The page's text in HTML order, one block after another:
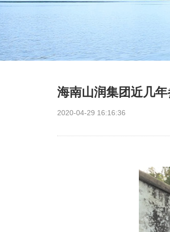
海南山润集团近几
2020-04-29 16:16:36